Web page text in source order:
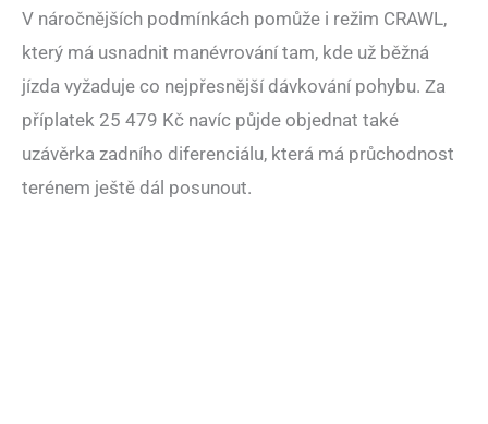
V náročnějších podmínkách pomůže i režim CRAWL,
který má usnadnit manévrování tam, kde už běžná
jízda vyžaduje co nejpřesnější dávkování pohybu. Za
příplatek 25 479 Kč navíc půjde objednat také
uzávěrka zadního diferenciálu, která má průchodnost
terénem ještě dál posunout.